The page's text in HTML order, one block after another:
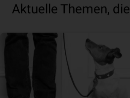
Aktuelle Themen, die